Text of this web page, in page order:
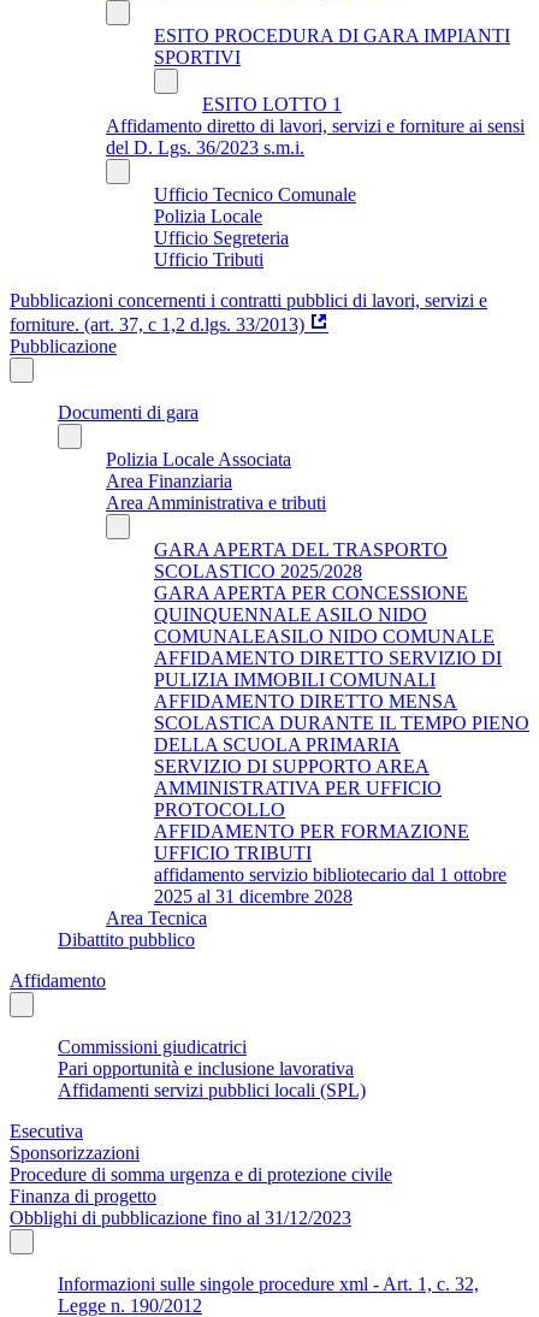
ESITO PROCEDURA DI GARA IMPIANTI
SPORTIVI
ESITO LOTTO 1
Affidamento diretto di lavori, servizi e forniture ai sensi
del D. Lgs. 36/2023 s.m.i.
Ufficio Tecnico Comunale
Polizia Locale
Ufficio Segreteria
Ufficio Tributi
Pubblicazioni concernenti i contratti pubblici di lavori, servizi e
forniture. (art. 37, c 1,2 d.lgs. 33/2013)
Pubblicazione
Documenti di gara
Polizia Locale Associata
Area Finanziaria
Area Amministrativa e tributi
GARA APERTA DEL TRASPORTO
SCOLASTICO 2025/2028
GARA APERTA PER CONCESSIONE
QUINQUENNALE ASILO NIDO
COMUNALEASILO NIDO COMUNALE
AFFIDAMENTO DIRETTO SERVIZIO DI
PULIZIA IMMOBILI COMUNALI
AFFIDAMENTO DIRETTO MENSA
SCOLASTICA DURANTE IL TEMPO PIENO
DELLA SCUOLA PRIMARIA
SERVIZIO DI SUPPORTO AREA
AMMINISTRATIVA PER UFFICIO
PROTOCOLLO
AFFIDAMENTO PER FORMAZIONE
UFFICIO TRIBUTI
affidamento servizio bibliotecario dal 1 ottobre
2025 al 31 dicembre 2028
Area Tecnica
Dibattito pubblico
Affidamento
Commissioni giudicatrici
Pari opportunità e inclusione lavorativa
Affidamenti servizi pubblici locali (SPL)
Esecutiva
Sponsorizzazioni
Procedure di somma urgenza e di protezione civile
Finanza di progetto
Obblighi di pubblicazione fino al 31/12/2023
Informazioni sulle singole procedure xml - Art. 1, c. 32,
Legge n. 190/2012